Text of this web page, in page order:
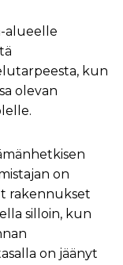
alueelle
kun
olevan
on
rakennukset
silloin, kun
on jäänyt